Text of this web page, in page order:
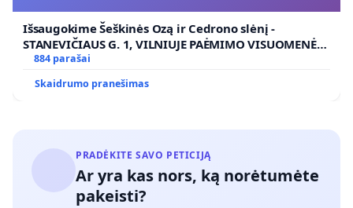
Išsaugokime Šeškinės Ozą ir Cedrono slėnį -
STANEVIČIAUS G. 1, VILNIUJE PAĖMIMO VISUOMENĖS
POREIKIAMS (IŠPIRKIMO) IR JO PRITAIKYMO VIEŠAJAI
ŽELDYNŲ FUNKCIJAI
884 parašai
Skaidrumo pranešimas
PRADĖKITE SAVO PETICIJĄ
Ar yra kas nors, ką norėtumėte
pakeisti?